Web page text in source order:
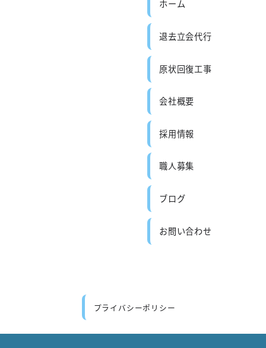
ホーム
退去立会代行
原状回復工事
会社概要
採用情報
職人募集
ブログ
お問い合わせ
プライバシーポリシー